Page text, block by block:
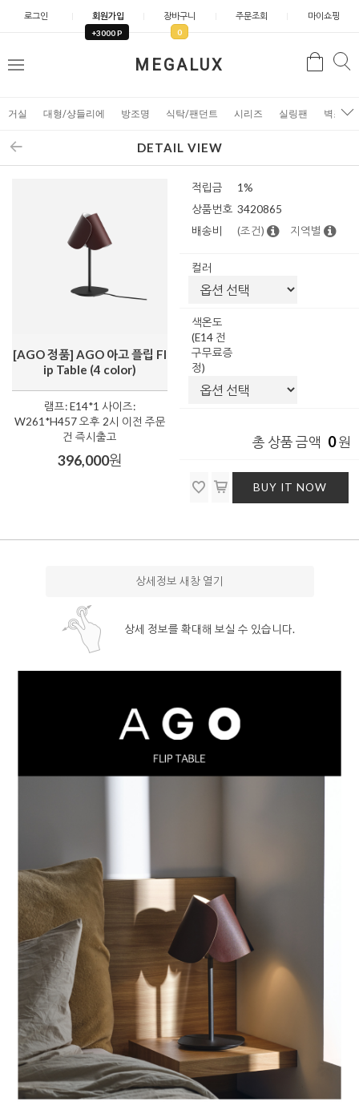
로그인 회원가입
+3000 P
장바구니
0
주문조회 마이쇼핑
MEGALUX
메
검
거실 대형/샹들리에 방조명 식탁/팬던트 시리즈 실링팬 벽조명
DETAIL VIEW
[AGO 정품] AGO 아고 플립 Fl
ip Table (4 color)
램프: E14*1 사이즈:
W261*H457 오후 2시 이전 주문
건 즉시출고
396,000원
적립금
1%
상품번호 3420865
배송비
(조건) 지역별
컬러
색온도
(E14 전
구무료증
정)
총 상품 금액 0원
BUY IT NOW
상세정보 새창 열기
상세 정보를 확대해 보실 수 있습니다.